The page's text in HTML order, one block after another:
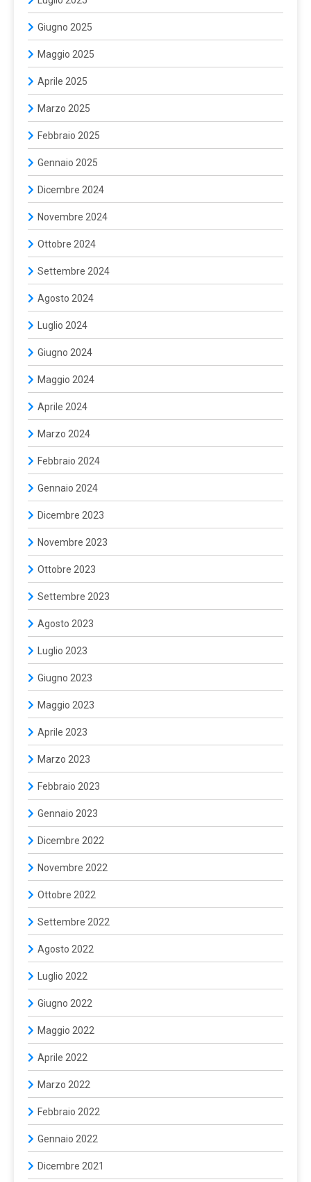
Giugno 2025
Maggio 2025
Aprile 2025
Marzo 2025
Febbraio 2025
Gennaio 2025
Dicembre 2024
Novembre 2024
Ottobre 2024
Settembre 2024
Agosto 2024
Luglio 2024
Giugno 2024
Maggio 2024
Aprile 2024
Marzo 2024
Febbraio 2024
Gennaio 2024
Dicembre 2023
Novembre 2023
Ottobre 2023
Settembre 2023
Agosto 2023
Luglio 2023
Giugno 2023
Maggio 2023
Aprile 2023
Marzo 2023
Febbraio 2023
Gennaio 2023
Dicembre 2022
Novembre 2022
Ottobre 2022
Settembre 2022
Agosto 2022
Luglio 2022
Giugno 2022
Maggio 2022
Aprile 2022
Marzo 2022
Febbraio 2022
Gennaio 2022
Dicembre 2021